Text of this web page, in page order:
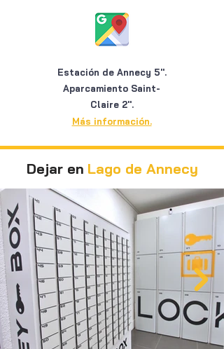
Estación de Annecy 5''.
Aparcamiento Saint-
Claire 2''.
Más información.
Dejar en Lago de Annecy